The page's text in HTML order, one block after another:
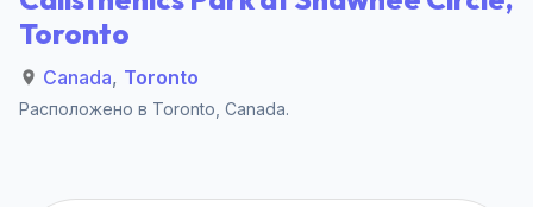
Toronto
Canada, Toronto
Расположено в Toronto Canada.